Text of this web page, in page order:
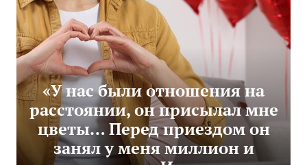
«У нас были отношения на
расстоянии, он присылал мне
цветы… Перед приездом он
занял у меня миллион и